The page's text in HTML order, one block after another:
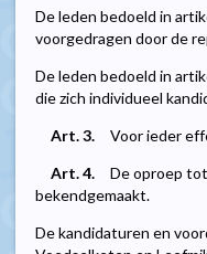
De leden bedoeld in
voorgedragen door de
De leden bedoeld in
die zich individueel
Art. 3.
Voor ieder
Art. 4.
De oproep
bekendgemaakt.
De kandidaturen en